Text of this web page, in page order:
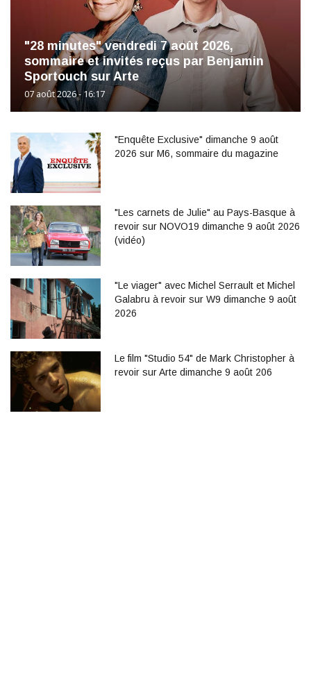
"28 minutes" vendredi 7 août 2026,
sommaire et invités reçus par Benjamin
Sportouch sur Arte
07 août 2026 - 16:17
"Enquête Exclusive" dimanche 9 août
2026 sur M6, sommaire du magazine
"Les carnets de Julie" au Pays-Basque à
revoir sur NOVO19 dimanche 9 août 2026
(vidéo)
"Le viager" avec Michel Serrault et Michel
Galabru à revoir sur W9 dimanche 9 août
2026
Le film "Studio 54" de Mark Christopher à
revoir sur Arte dimanche 9 août 206